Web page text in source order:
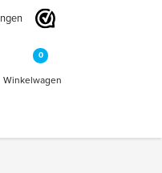
0
Winkelwagen